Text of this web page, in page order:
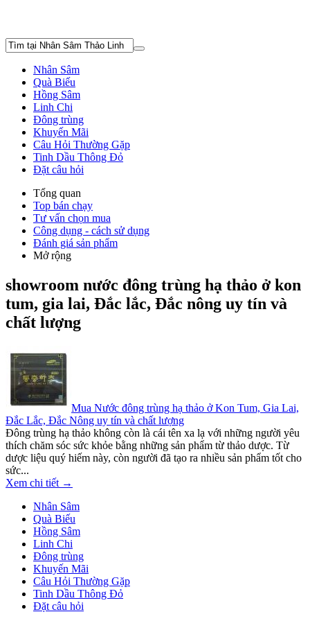
Nhân Sâm
Quà Biếu
Hồng Sâm
Linh Chi
Đông trùng
Khuyến Mãi
Câu Hỏi Thường Gặp
Tinh Dầu Thông Đỏ
Đặt câu hỏi
Tổng quan
Top bán chạy
Tư vấn chọn mua
Công dụng - cách sử dụng
Đánh giá sản phẩm
Mở rộng
showroom nước đông trùng hạ thảo ở kon
tum, gia lai, Đắc lắc, Đắc nông uy tín và
chất lượng
Mua Nước đông trùng hạ thảo ở Kon Tum, Gia Lai,
Đắc Lắc, Đắc Nông uy tín và chất lượng
Đông trùng hạ thảo không còn là cái tên xa lạ với những người yêu
thích chăm sóc sức khỏe bằng những sản phẩm từ thảo dược. Từ
dược liệu quý hiếm này, còn người đã tạo ra nhiều sản phẩm tốt cho
sức...
Xem chi tiết →
Nhân Sâm
Quà Biếu
Hồng Sâm
Linh Chi
Đông trùng
Khuyến Mãi
Câu Hỏi Thường Gặp
Tinh Dầu Thông Đỏ
Đặt câu hỏi